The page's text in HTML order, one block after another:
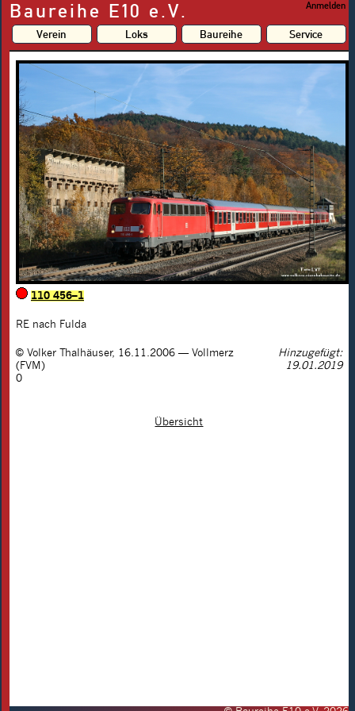
Baureihe E10 e.V. Anmelden
Verein Loks Baureihe Service
110 456–1
RE nach Fulda
© Volker Thalhäuser, 16.11.2006 — Vollmerz
(FVM)
Hinzugefügt:
19.01.2019
0
Übersicht